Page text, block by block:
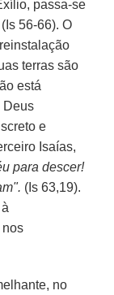
passa-se
(Is 56-66). O
terras são
está
Deus
e
Isaías,
para descer!
(Is 63,19).
nos
no